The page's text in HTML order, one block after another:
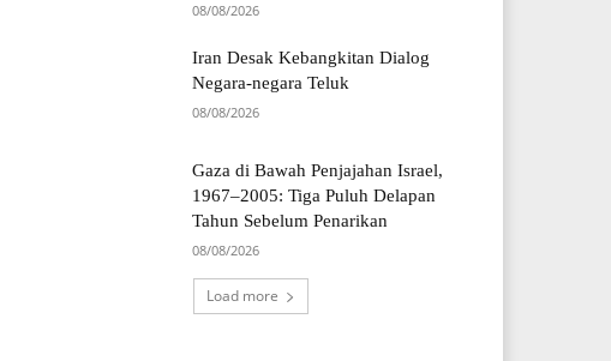
08/08/2026
Iran Desak Kebangkitan Dialog
Negara-negara Teluk
08/08/2026
Gaza di Bawah Penjajahan Israel,
1967–2005: Tiga Puluh Delapan
Tahun Sebelum Penarikan
08/08/2026
Load more